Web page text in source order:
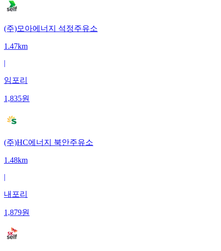
(주)모아에너지 석정주유소
1.47km
|
임포리
1,835원
(주)HC에너지 북안주유소
1.48km
|
내포리
1,879원